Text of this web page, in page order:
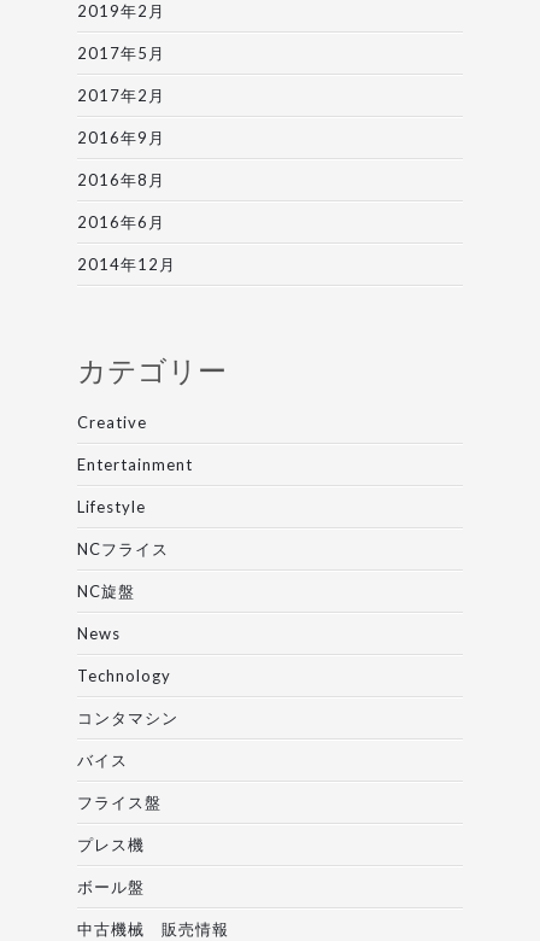
2019年2月
2017年5月
2017年2月
2016年9月
2016年8月
2016年6月
2014年12月
カテゴリー
Creative
Entertainment
Lifestyle
NCフライス
NC旋盤
News
Technology
コンタマシン
バイス
フライス盤
プレス機
ボール盤
中古機械 販売情報